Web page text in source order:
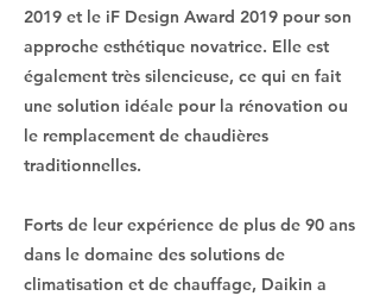
2019 et le iF Design Award 2019 pour son
approche esthétique novatrice. Elle est
également très silencieuse, ce qui en fait
une solution idéale pour la rénovation ou
le remplacement de chaudières
traditionnelles.
Forts de leur expérience de plus de 90 ans
dans le domaine des solutions de
climatisation et de chauffage, Daikin a